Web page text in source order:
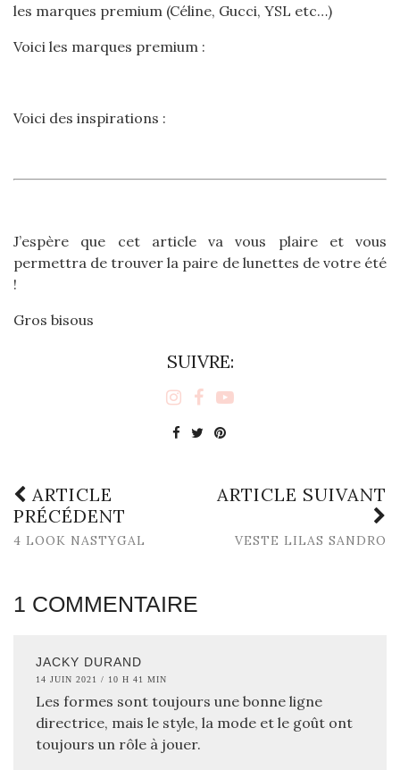
les marques premium (Céline, Gucci, YSL etc…)
Voici les marques premium :
Voici des inspirations :
J’espère que cet article va vous plaire et vous
permettra de trouver la paire de lunettes de votre été
!
Gros bisous
SUIVRE:
ARTICLE
PRÉCÉDENT
4 LOOK NASTYGAL
ARTICLE SUIVANT
VESTE LILAS SANDRO
1 COMMENTAIRE
JACKY DURAND
14 JUIN 2021 / 10 H 41 MIN
Les formes sont toujours une bonne ligne
directrice, mais le style, la mode et le goût ont
toujours un rôle à jouer.